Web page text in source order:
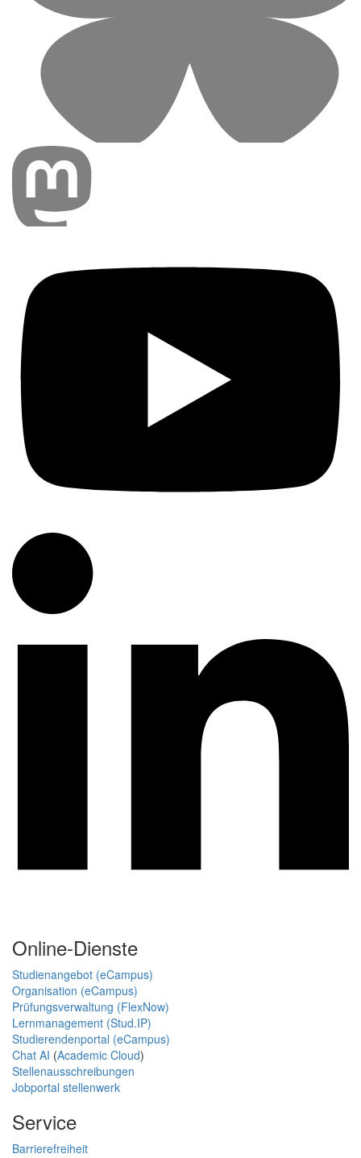
Online-Dienste
Studienangebot (eCampus)
Organisation (eCampus)
Prüfungsverwaltung (FlexNow)
Lernmanagement (Stud.IP)
Studierendenportal (eCampus)
Chat AI (Academic Cloud)
Stellenausschreibungen
Jobportal stellenwerk
Service
Barrierefreiheit